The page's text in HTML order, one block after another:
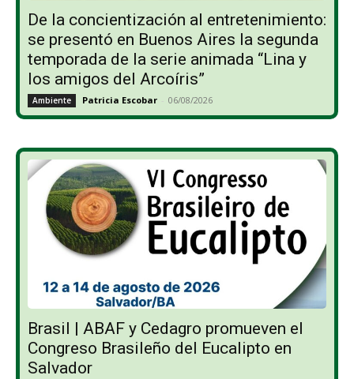
De la concientización al entretenimiento:
se presentó en Buenos Aires la segunda
temporada de la serie animada “Lina y
los amigos del Arcoíris”
Ambiente Patricia Escobar - 06/08/2026
Brasil | ABAF y Cedagro promueven el
Congreso Brasileño del Eucalipto en
Salvador